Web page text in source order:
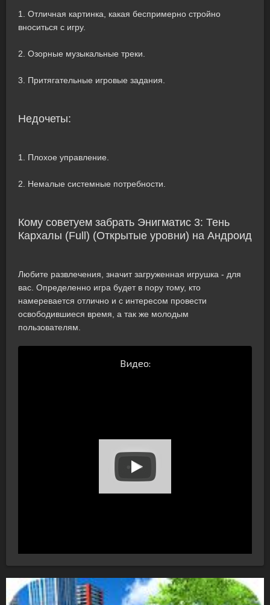
1. Отличная картинка, какая беспримерно стройно
вноситься с игру.
2. Озорные музыкальные треки.
3. Притягательные игровые задания.
Недочеты:
1. Плохое управление.
2. Немалые системные потребности.
Кому советуем забрать Энигматис 3: Тень
Кархалы (Full) (Открытые уровни) на Андроид
Любите развлечения, значит загруженная игрушка - для
вас. Определенно игра будет в пору тому, кто
намеревается отлично и с интересом провести
освободившиеся время, а так же молодым
пользователям.
Видео: